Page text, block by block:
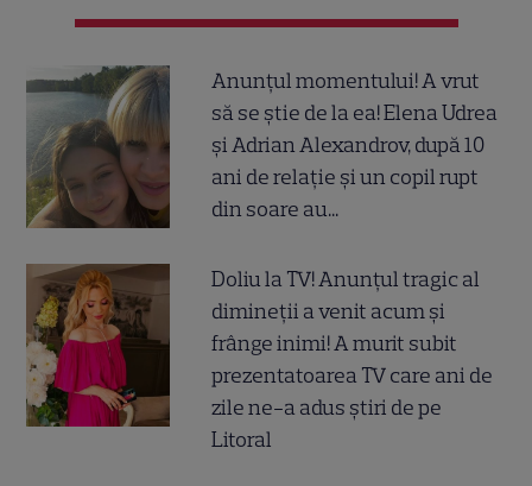
Anunțul momentului! A vrut
să se știe de la ea! Elena Udrea
și Adrian Alexandrov, după 10
ani de relație și un copil rupt
din soare au...
Doliu la TV! Anunțul tragic al
dimineții a venit acum și
frânge inimi! A murit subit
prezentatoarea TV care ani de
zile ne-a adus știri de pe
Litoral